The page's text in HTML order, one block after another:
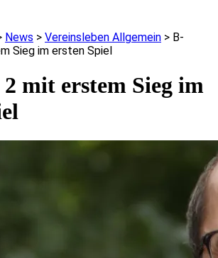
News > Vereinsleben Allgemein > B-
Sieg im ersten Spiel
mit erstem Sieg im